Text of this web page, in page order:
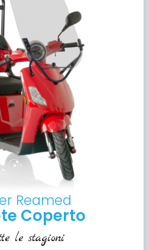
Reamed
Coperto
le stagioni